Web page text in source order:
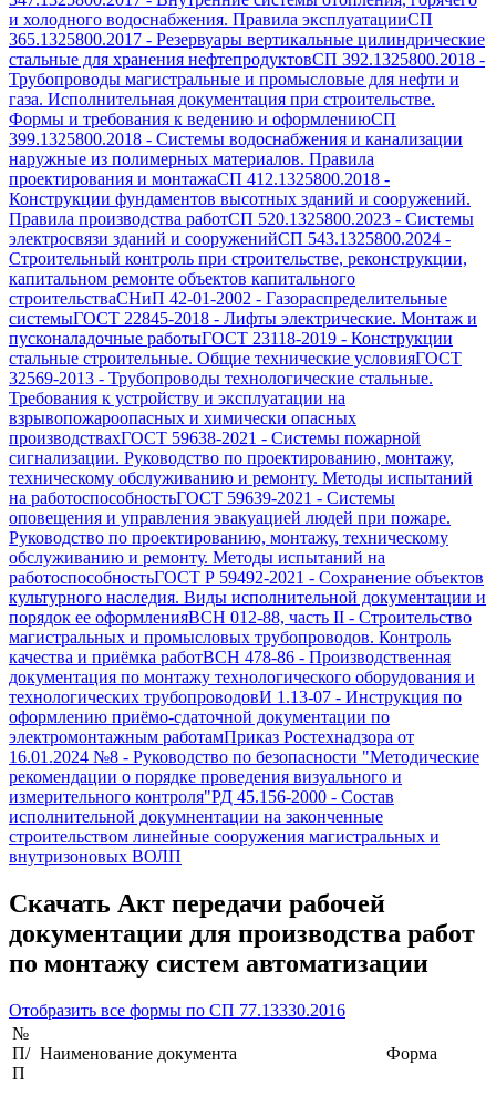
и холодного водоснабжения. Правила эксплуатацииСП
365.1325800.2017 - Резервуары вертикальные цилиндрические
стальные для хранения нефтепродуктовСП 392.1325800.2018 -
Трубопроводы магистральные и промысловые для нефти и
газа. Исполнительная документация при строительстве.
Формы и требования к ведению и оформлениюСП
399.1325800.2018 - Системы водоснабжения и канализации
наружные из полимерных материалов. Правила
проектирования и монтажаСП 412.1325800.2018 -
Конструкции фундаментов высотных зданий и сооружений.
Правила производства работСП 520.1325800.2023 - Системы
электросвязи зданий и сооруженийСП 543.1325800.2024 -
Строительный контроль при строительстве, реконструкции,
капитальном ремонте объектов капитального
строительстваСНиП 42-01-2002 - Газораспределительные
системыГОСТ 22845-2018 - Лифты электрические. Монтаж и
пусконаладочные работыГОСТ 23118-2019 - Конструкции
стальные строительные. Общие технические условияГОСТ
32569-2013 - Трубопроводы технологические стальные.
Требования к устройству и эксплуатации на
взрывопожароопасных и химически опасных
производствахГОСТ 59638-2021 - Системы пожарной
сигнализации. Руководство по проектированию, монтажу,
техническому обслуживанию и ремонту. Методы испытаний
на работоспособностьГОСТ 59639-2021 - Системы
оповещения и управления эвакуацией людей при пожаре.
Руководство по проектированию, монтажу, техническому
обслуживанию и ремонту. Методы испытаний на
работоспособностьГОСТ Р 59492-2021 - Сохранение объектов
культурного наследия. Виды исполнительной документации и
порядок ее оформленияВСН 012-88, часть II - Строительство
магистральных и промысловых трубопроводов. Контроль
качества и приёмка работВСН 478-86 - Производственная
документация по монтажу технологического оборудования и
технологических трубопроводовИ 1.13-07 - Инструкция по
оформлению приёмо-сдаточной документации по
электромонтажным работамПриказ Ростехнадзора от
16.01.2024 №8 - Руководство по безопасности "Методические
рекомендации о порядке проведения визуального и
измерительного контроля"РД 45.156-2000 - Состав
исполнительной докумнентации на законченные
строительством линейные сооружения магистральных и
внутризоновых ВОЛП
Скачать Акт передачи рабочей
документации для производства работ
по монтажу систем автоматизации
Отобразить все формы по СП 77.13330.2016
№
П/
П
Наименование документа Форма